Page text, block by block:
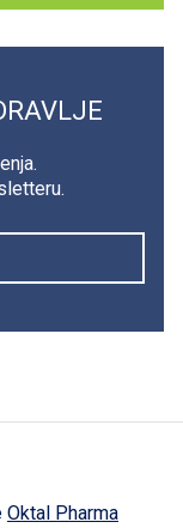
Oktal Pharma